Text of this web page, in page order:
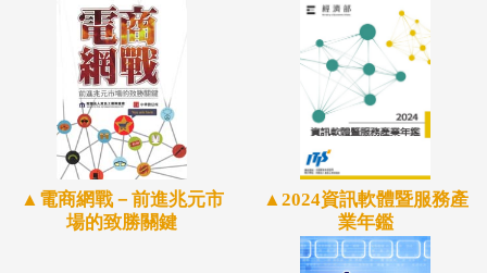
（2） ERP仍為資訊投資重心，巨量資料應用投資趨
勢向上發展明顯。
（3） 個資法相關議題仍然受到業者高度關注，並持
續影響其資通訊投資方向。
（4） 核心系統諸如ERP或CRM系統走向雲端環境值
得期待。
▲電商網戰－前進兆元市
場的致勝關鍵
▲2024資訊軟體暨服務產
業年鑑